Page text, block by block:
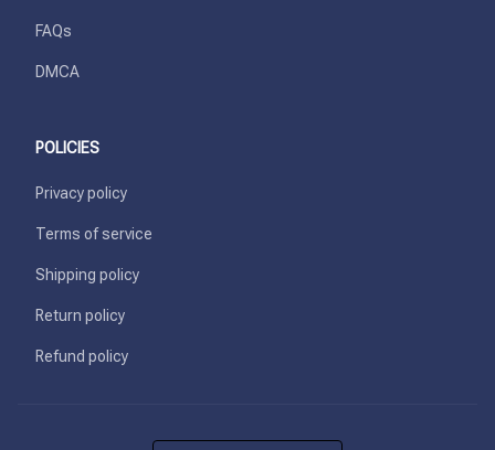
FAQs
DMCA
POLICIES
Privacy policy
Terms of service
Shipping policy
Return policy
Refund policy